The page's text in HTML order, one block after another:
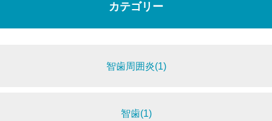
カテゴリー
智歯周囲炎(1)
智歯(1)